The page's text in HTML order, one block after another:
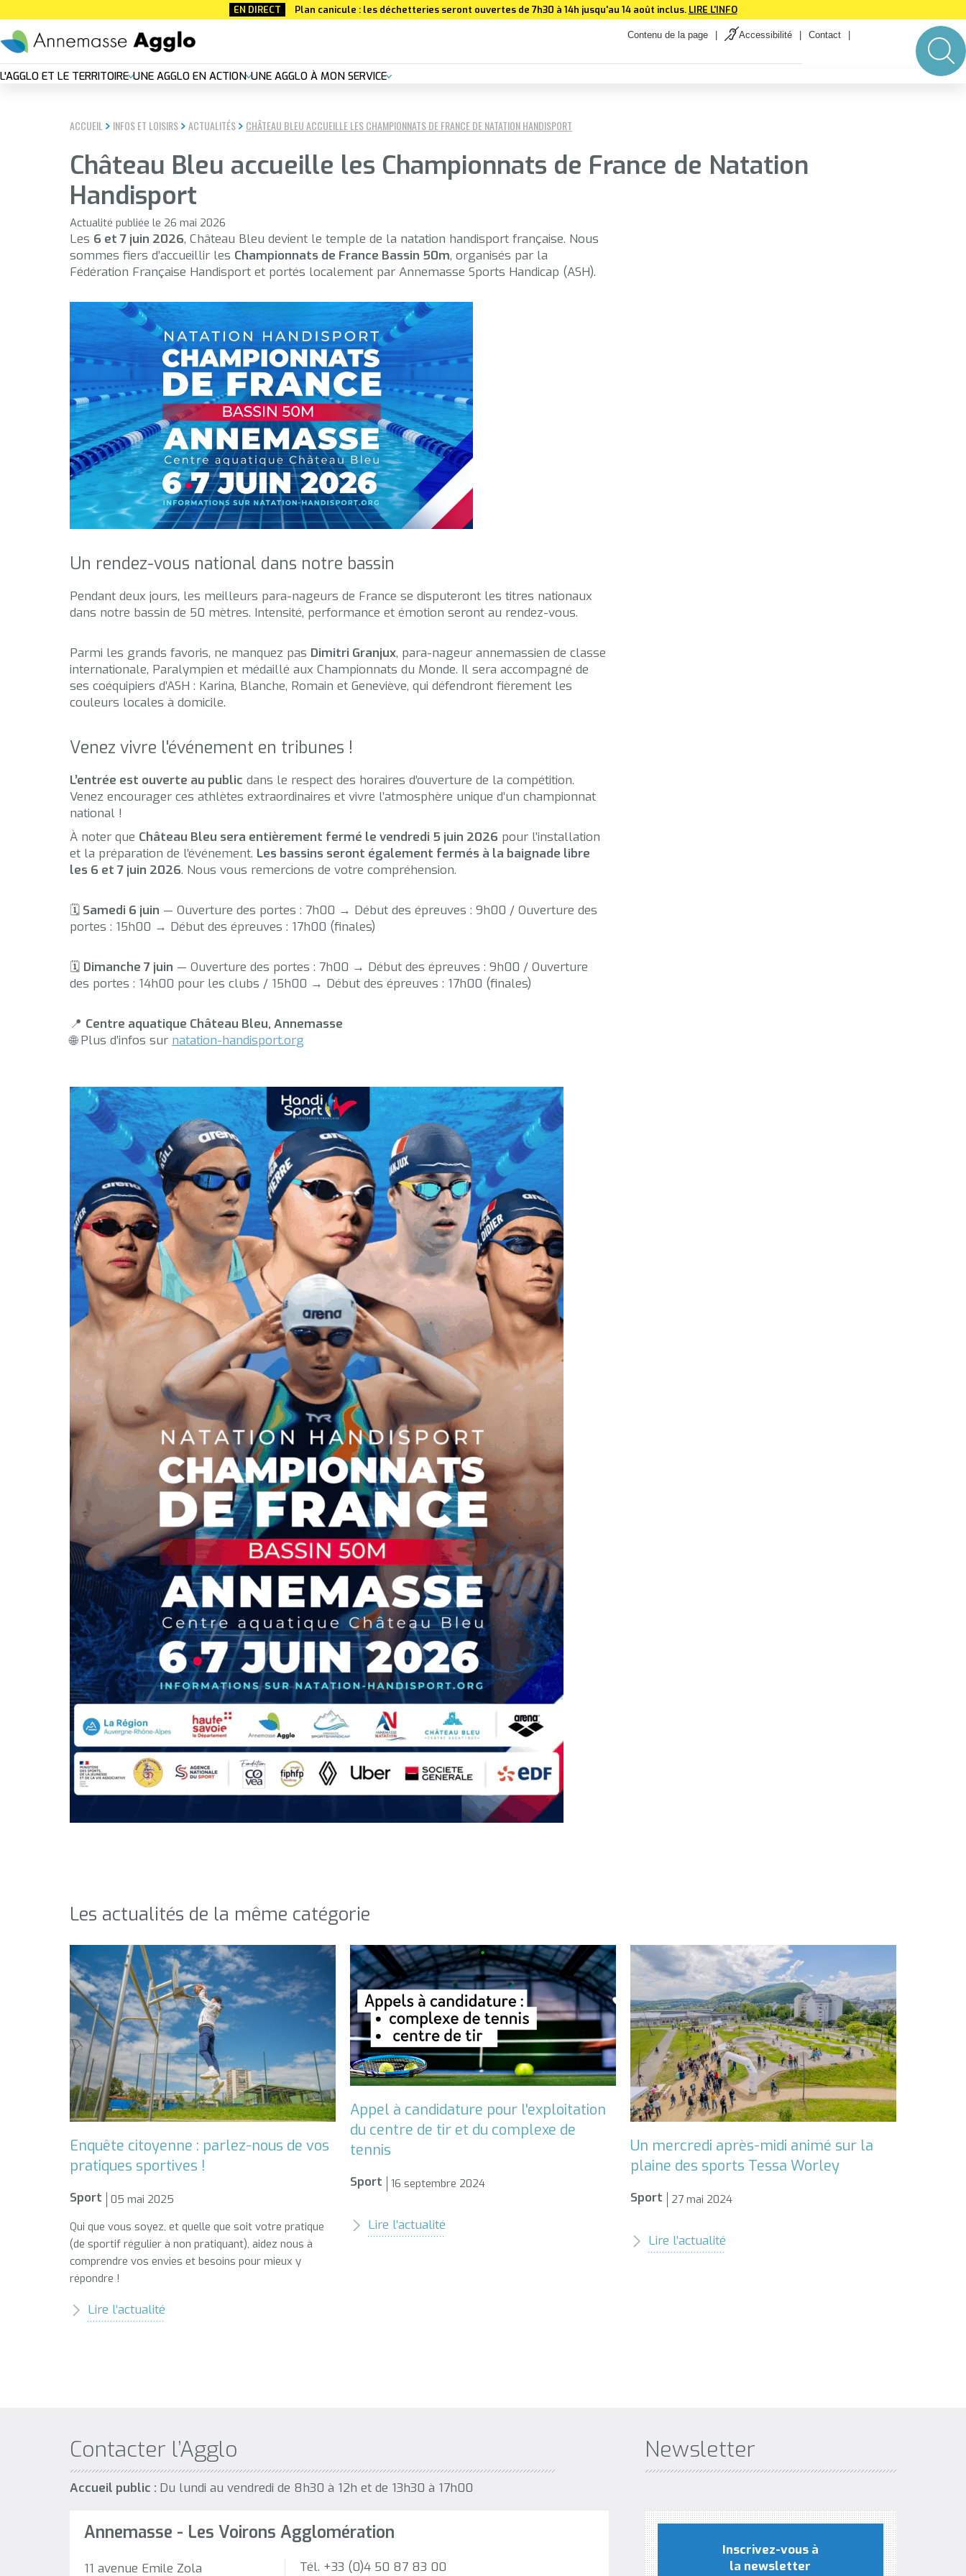
au
contenu
principal
EN DIRECT Plan canicule : les déchetteries seront ouvertes de 7h30 à 14h jusqu'au 14 août inclus. LIRE L'INFO
Contenu de la page Accessibilité Contact
Nouvelle
navigation
L'AGGLO ET LE TERRITOIRE UNE AGGLO EN ACTION UNE AGGLO À MON SERVICE
ACCUEIL INFOS ET LOISIRS ACTUALITÉS CHÂTEAU BLEU ACCUEILLE LES CHAMPIONNATS DE FRANCE DE NATATION HANDISPORT
Château Bleu accueille les Championnats de France de Natation
Handisport
Actualité publiée le 26 mai 2026
Les 6 et 7 juin 2026, Château Bleu devient le temple de la natation handisport française. Nous
sommes fiers d’accueillir les Championnats de France Bassin 50m, organisés par la
Fédération Française Handisport et portés localement par Annemasse Sports Handicap (ASH).
Un rendez-vous national dans notre bassin
Pendant deux jours, les meilleurs para-nageurs de France se disputeront les titres nationaux
dans notre bassin de 50 mètres. Intensité, performance et émotion seront au rendez-vous.
Parmi les grands favoris, ne manquez pas Dimitri Granjux, para-nageur annemassien de classe
internationale, Paralympien et médaillé aux Championnats du Monde. Il sera accompagné de
ses coéquipiers d’ASH : Karina, Blanche, Romain et Geneviève, qui défendront fièrement les
couleurs locales à domicile.
Venez vivre l'événement en tribunes !
L’entrée est ouverte au public dans le respect des horaires d’ouverture de la compétition.
Venez encourager ces athlètes extraordinaires et vivre l’atmosphère unique d’un championnat
national !
À noter que Château Bleu sera entièrement fermé le vendredi 5 juin 2026 pour l’installation
et la préparation de l’événement. Les bassins seront également fermés à la baignade libre
les 6 et 7 juin 2026. Nous vous remercions de votre compréhension.
🗓️ Samedi 6 juin — Ouverture des portes : 7h00 → Début des épreuves : 9h00 / Ouverture des
portes : 15h00 → Début des épreuves : 17h00 (finales)
🗓️ Dimanche 7 juin — Ouverture des portes : 7h00 → Début des épreuves : 9h00 / Ouverture
des portes : 14h00 pour les clubs / 15h00 → Début des épreuves : 17h00 (finales)
📍 Centre aquatique Château Bleu, Annemasse
🌐 Plus d’infos sur natation-handisport.org
Les actualités de la même catégorie
Enquête citoyenne : parlez-nous de vos
pratiques sportives !
Sport
05 mai 2025
Qui que vous soyez, et quelle que soit votre pratique
(de sportif régulier à non pratiquant), aidez nous à
comprendre vos envies et besoins pour mieux y
répondre !
Lire l’actualité
Appel à candidature pour l'exploitation
du centre de tir et du complexe de
tennis
Sport 16 septembre 2024
Lire l’actualité
Un mercredi après-midi animé sur la
plaine des sports Tessa Worley
Sport 27 mai 2024
Lire l’actualité
Contacter l’Agglo Newsletter
Accueil public : Du lundi au vendredi de 8h30 à 12h et de 13h30 à 17h00
Annemasse - Les Voirons Agglomération
11 avenue Emile Zola Tél. +33 (0)4 50 87 83 00
Inscrivez-vous à
la newsletter